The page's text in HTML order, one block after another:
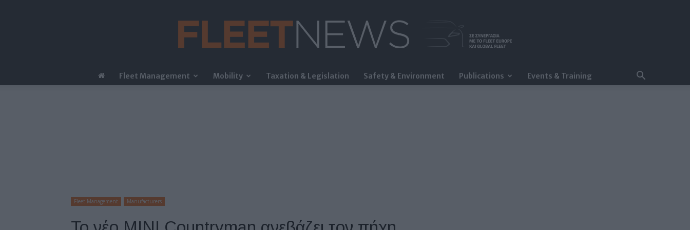
FleetNews
Fleet Management Mobility Taxation & Legislation Safety & Environment Publications Events & Training
Fleet Management Manufacturers